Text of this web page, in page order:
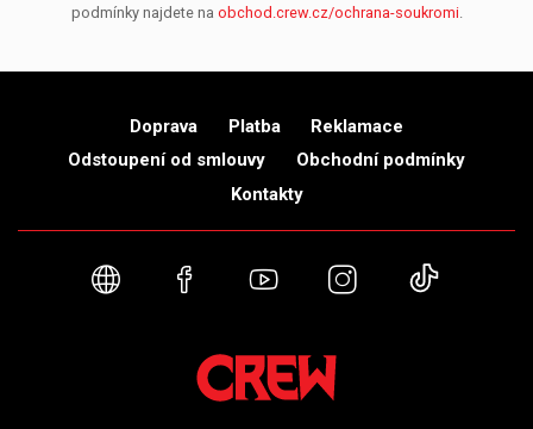
podmínky najdete na obchod.crew.cz/ochrana-soukromi.
Doprava Platba
Reklamace
Odstoupení od smlouvy
Obchodní podmínky
Kontakty
Webové stránky
FacebookYouTubeInstagram